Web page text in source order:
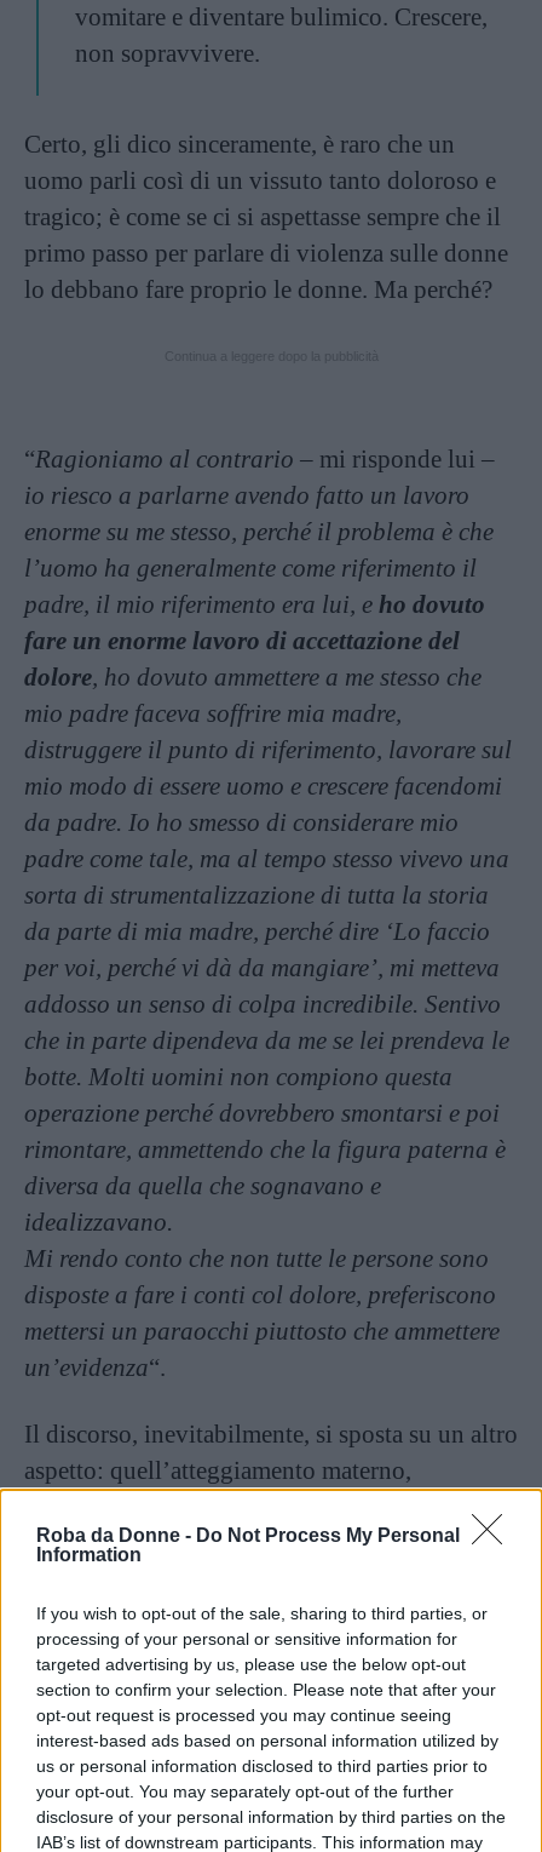
Roba da Donne - Do Not Process My Personal
Information
If you wish to opt-out of the sale, sharing to third parties, or
processing of your personal or sensitive information for
targeted advertising by us, please use the below opt-out
section to confirm your selection. Please note that after your
opt-out request is processed you may continue seeing
interest-based ads based on personal information utilized by
us or personal information disclosed to third parties prior to
your opt-out. You may separately opt-out of the further
disclosure of your personal information by third parties on the
IAB’s list of downstream participants. This information may
vomitare e diventare bulimico. Crescere,
non sopravvivere.
Certo, gli dico sinceramente, è raro che un
uomo parli così di un vissuto tanto doloroso e
tragico; è come se ci si aspettasse sempre che il
primo passo per parlare di violenza sulle donne
lo debbano fare proprio le donne. Ma perché?
“Ragioniamo al contrario – mi risponde lui –
io riesco a parlarne avendo fatto un lavoro
enorme su me stesso, perché il problema è che
l’uomo ha generalmente come riferimento il
padre, il mio riferimento era lui, e ho dovuto
fare un enorme lavoro di accettazione del
dolore, ho dovuto ammettere a me stesso che
mio padre faceva soffrire mia madre,
distruggere il punto di riferimento, lavorare sul
mio modo di essere uomo e crescere facendomi
da padre. Io ho smesso di considerare mio
padre come tale, ma al tempo stesso vivevo una
sorta di strumentalizzazione di tutta la storia
da parte di mia madre, perché dire ‘Lo faccio
per voi, perché vi dà da mangiare’, mi metteva
addosso un senso di colpa incredibile. Sentivo
che in parte dipendeva da me se lei prendeva le
botte. Molti uomini non compiono questa
operazione perché dovrebbero smontarsi e poi
rimontare, ammettendo che la figura paterna è
diversa da quella che sognavano e
idealizzavano.
Mi rendo conto che non tutte le persone sono
disposte a fare i conti col dolore, preferiscono
mettersi un paraocchi piuttosto che ammettere
un’evidenza“.
Il discorso, inevitabilmente, si sposta su un altro
aspetto: quell’atteggiamento materno,
violenza subita come l’estremo sacrificio per far
anche per non permettere alla gente di parlare,
di fare supposizioni, di chiacchierare. Certo la
storia di Luigi è lontana nel tempo da noi, ma
non così tanto da non considerare più questi
temi come attuali.